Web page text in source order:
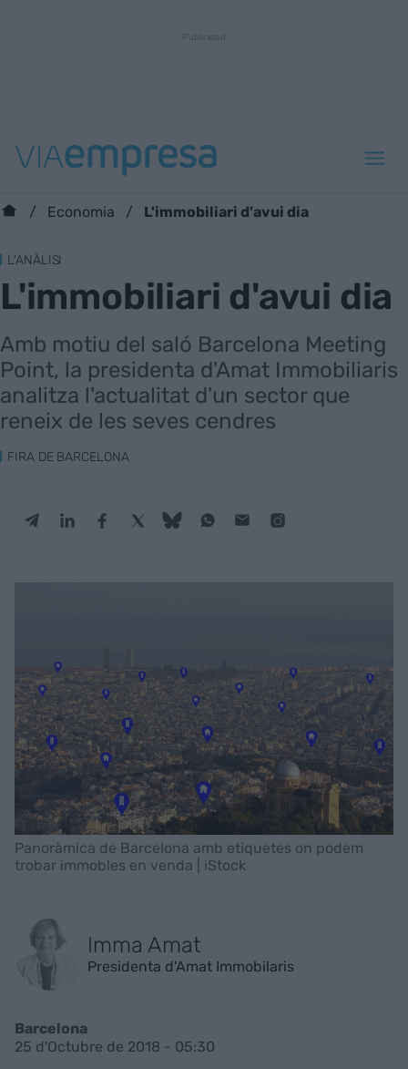
Economia L'immobiliari d'avui dia
L'ANÀLISI
L'immobiliari d'avui dia
Amb motiu del saló Barcelona Meeting
Point, la presidenta d'Amat Immobiliaris
analitza l'actualitat d'un sector que
reneix de les seves cendres
FIRA DE BARCELONA
Panoràmica de Barcelona amb etiquetes on podem
trobar immobles en venda | iStock
Imma Amat
Presidenta d'Amat Immobilaris
Barcelona
25 d'Octubre de 2018 - 05:30